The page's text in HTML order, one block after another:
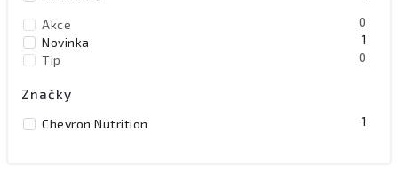
Akce 0
Novinka 1
Tip 0
Značky
Chevron Nutrition 1